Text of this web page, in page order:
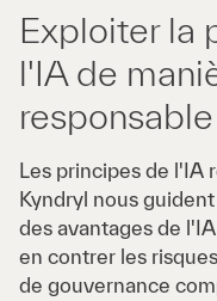
Exploiter la
l'IA de
responsable
Les principes de l'IA
Kyndryl nous
des avantages de
en contrer les
de gouvernance